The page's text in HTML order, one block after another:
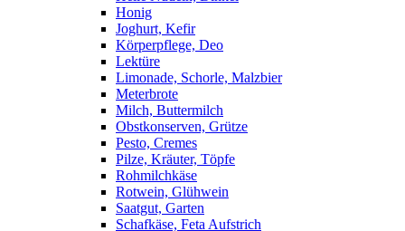
Honig
Joghurt, Kefir
Körperpflege, Deo
Lektüre
Limonade, Schorle, Malzbier
Meterbrote
Milch, Buttermilch
Obstkonserven, Grütze
Pesto, Cremes
Pilze, Kräuter, Töpfe
Rohmilchkäse
Rotwein, Glühwein
Saatgut, Garten
Schafkäse, Feta Aufstrich